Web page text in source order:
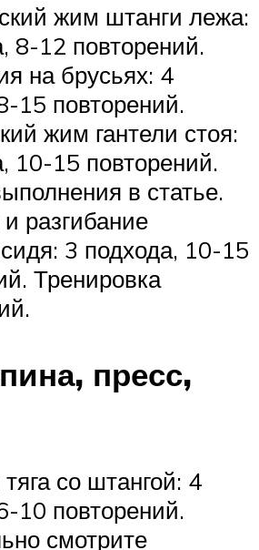
жим штанги лежа:
8-12 повторений.
на брусьях: 4
15 повторений.
жим гантели стоя:
10-15 повторений.
в статье.
разгибание
3 подхода, 10-15
Тренировка
пресс,
со штангой: 4
10 повторений.
смотрите